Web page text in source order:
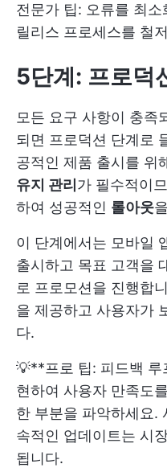
전문가 팁: 오류를 최
릴리스 프로세스를 철
5단계: 프로덕
모든 요구 사항이 충족
되면 프로덕션 단계로
공적인 제품 출시를 위
유지 관리 가 필수적이
하여 성공적인 롤아웃
이 단계에서는 모바일
출시하고 목표 고객을
로 프로모션을 진행합
을 제공하고 사용자가
다.
💡**프로 팁: 피드백 루
현하여 사용자 만족도
한 부분을 파악하세요.
속적인 업데이트는 시
됩니다.